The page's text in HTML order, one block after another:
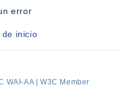
error
de inicio
WAI-AA | W3C Member